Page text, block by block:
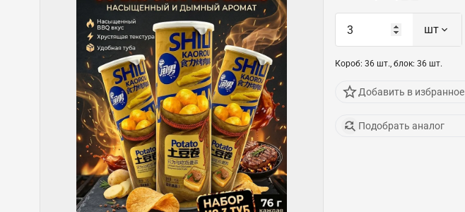
шт
Короб: 36 шт., блок: 36 шт.
Добавить в избранное
Подобрать аналог